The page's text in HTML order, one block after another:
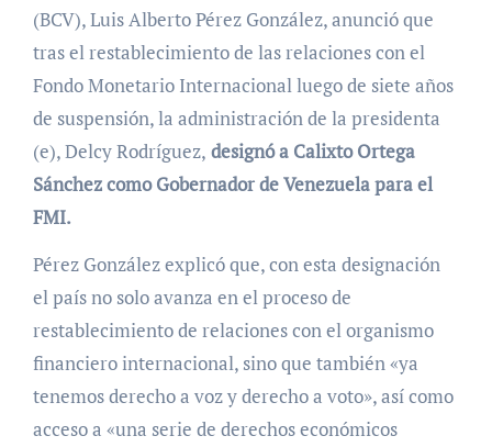
(BCV), Luis Alberto Pérez González, anunció que
tras el restablecimiento de las relaciones con el
Fondo Monetario Internacional luego de siete años
de suspensión, la administración de la presidenta
(e), Delcy Rodríguez, designó a Calixto Ortega
Sánchez como Gobernador de Venezuela para el
FMI.
Pérez González explicó que, con esta designación
el país no solo avanza en el proceso de
restablecimiento de relaciones con el organismo
financiero internacional, sino que también «ya
tenemos derecho a voz y derecho a voto», así como
acceso a «una serie de derechos económicos